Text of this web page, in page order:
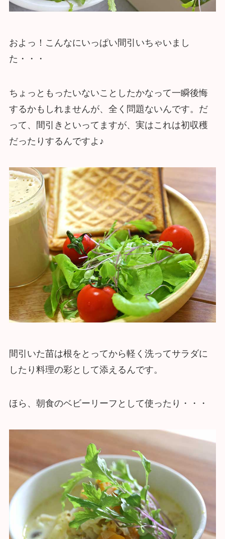
およっ！こんなにいっぱい間引いちゃいまし
た・・・
ちょっともったいないことしたかなって一瞬後悔
するかもしれませんが、全く問題ないんです。だ
って、間引きといってますが、実はこれは初収穫
だったりするんですよ♪
間引いた苗は根をとってから軽く洗ってサラダに
したり料理の彩として添えるんです。
ほら、朝食のベビーリーフとして使ったり・・・